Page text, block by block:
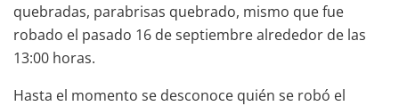
quebradas, parabrisas quebrado, mismo que fue
robado el pasado 16 de septiembre alrededor de las
13:00 horas.
Hasta el momento se desconoce quién se robó el